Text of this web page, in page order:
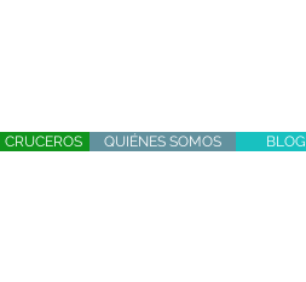
CRUCEROS QUIÉNES SOMOS BLOG